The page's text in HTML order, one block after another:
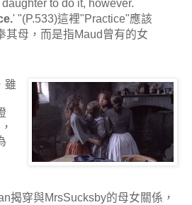
to do it, however.
' "(P.533)這裡"Practice"應該
其母，而是指Maud曾有的女
雖
揭穿與MrsSucksby的母女關係，